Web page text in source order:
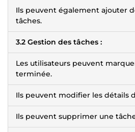
Ils peuvent également ajouter
tâches.
3.2 Gestion des tâches :
Les utilisateurs peuvent
terminée.
Ils peuvent modifier les détails
Ils peuvent supprimer une